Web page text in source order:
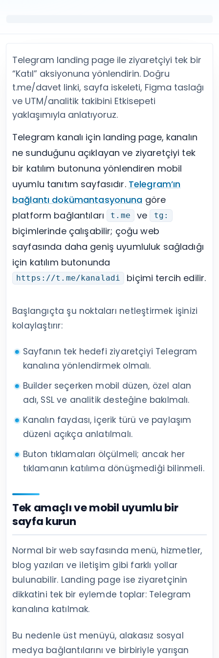
Twitter (X) Video İzlenme Satın Al
YouTube
YouTube Abone Satın Al
YouTube Beğeni Satın Al
YouTube İzlenme Satın Al
YouTube Yorum Satın Al
Tümünü Gör
Facebook Beğeni Satın Al
Facebook Takipçi Satın Al
Facebook Yorum Satın Al
Facebook Video İzlenme Satın Al
Tümünü Gör
Diğer ücretsiz araçlar
LinkedIn Araçları
Spotify Araçları
Telegram Araçları
Twitch Araçları
SoundCloud Araçları
Snapchat Araçları
Telegram landing page ile ziyaretçiyi tek bir
“Katıl” aksiyonuna yönlendirin. Doğru
t.me/davet linki, sayfa iskeleti, Figma taslağı
ve UTM/analitik takibini Etkisepeti
yaklaşımıyla anlatıyoruz.
Telegram kanalı için landing page, kanalın
ne sunduğunu açıklayan ve ziyaretçiyi tek
bir katılım butonuna yönlendiren mobil
uyumlu tanıtım sayfasıdır. Telegram’ın
bağlantı dokümantasyonuna göre
platform bağlantıları
t.me ve tg:
biçimlerinde çalışabilir; çoğu web
sayfasında daha geniş uyumluluk sağladığı
için katılım butonunda
https://t.me/kanaladi biçimi tercih edilir.
Başlangıçta şu noktaları netleştirmek işinizi
kolaylaştırır:
Sayfanın tek hedefi ziyaretçiyi Telegram
kanalına yönlendirmek olmalı.
Builder seçerken mobil düzen, özel alan
adı, SSL ve analitik desteğine bakılmalı.
Kanalın faydası, içerik türü ve paylaşım
düzeni açıkça anlatılmalı.
Buton tıklamaları ölçülmeli; ancak her
tıklamanın katılıma dönüşmediği bilinmeli.
Tek amaçlı ve mobil uyumlu bir
sayfa kurun
Normal bir web sayfasında menü, hizmetler,
blog yazıları ve iletişim gibi farklı yollar
bulunabilir. Landing page ise ziyaretçinin
dikkatini tek bir eylemde toplar: Telegram
kanalına katılmak.
Bu nedenle üst menüyü, alakasız sosyal
medya bağlantılarını ve birbiriyle yarışan